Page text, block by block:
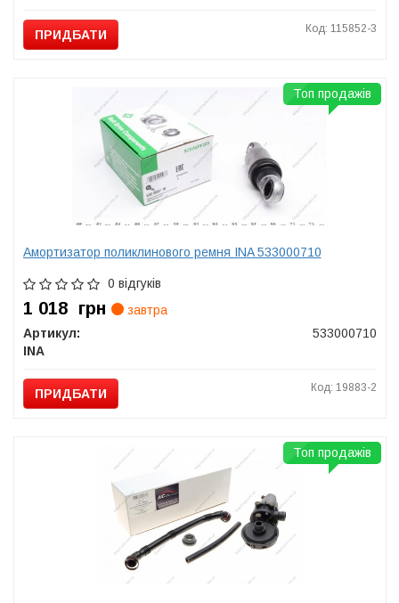
ПРИДБАТИ Код: 115852-3
Амортизатор поликлинового ремня INA 533000710
0 відгуків
1 018 грн
завтра
Артикул:
533000710
INA
ПРИДБАТИ Код: 19883-2
Топ продажів
Топ продажів